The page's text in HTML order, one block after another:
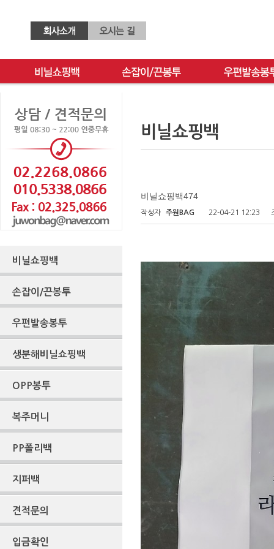
비닐쇼핑백
손잡이/끈봉투
우편발송봉투
생분해비닐쇼핑백
OPP봉투
복주머니
PP폴리백
지퍼백
견적문의
입금확인
비닐쇼핑백
비닐쇼핑백474
작성자 주원BAG 22-04-21 12:23